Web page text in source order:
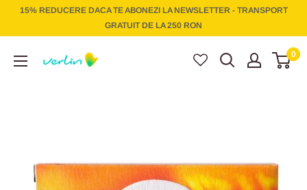
15% REDUCERE DACA TE ABONEZI LA NEWSLETTER - TRANSPORT
GRATUIT DE LA 250 RON
0